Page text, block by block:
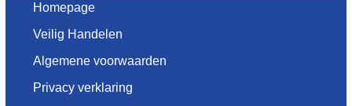
Homepage
Veilig Handelen
Algemene voorwaarden
Privacy verklaring